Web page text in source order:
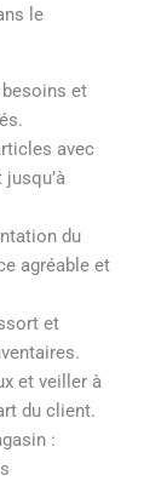
le
et
avec
du
agréable et
et
et veiller à
du client.
: